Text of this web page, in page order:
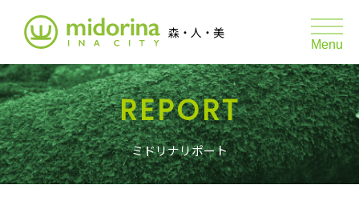
伊那市森林サポートプロジェクト
森・人・美
toggle
Menu
森JOY
森のマルシェ
たき火の日
REPORT
ミドリナリポート